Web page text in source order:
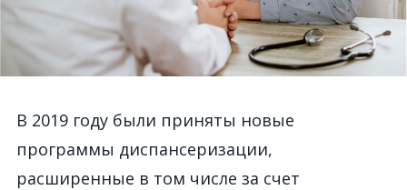
В 2019 году были приняты новые
программы диспансеризации,
расширенные в том числе за счет